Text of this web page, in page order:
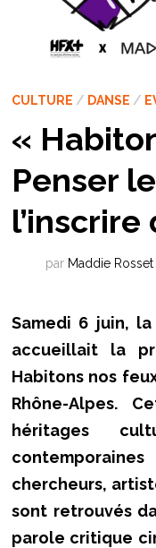
CULTURE / DANSE /
«
Penser
par Maddie Rosset
Samedi 6 juin,
accueillait la
Habitons nos
Rhône-Alpes.
héritages
chercheurs,
sont retrouvés
parole critique